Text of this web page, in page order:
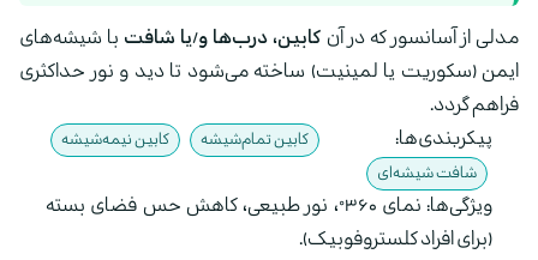
مدلی از آسانسور که در آن کابین، درب‌ها و/یا شافت با شیشه‌های
ایمن (سکوریت یا لمینیت) ساخته می‌شود تا دید و نور حداکثری
فراهم گردد.
پیکربندی‌ها:
کابین تمام‌شیشه
کابین نیمه‌شیشه
شافت شیشه‌ای
ویژگی‌ها: نمای ۳۶۰°، نور طبیعی، کاهش حس فضای بسته
(برای افراد کلستروفوبیک).